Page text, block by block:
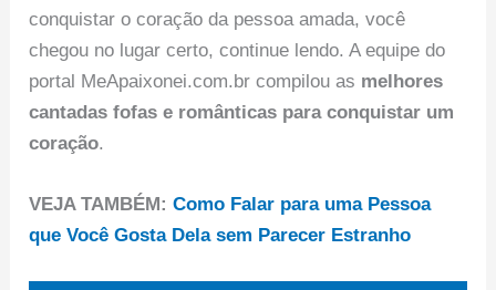
conquistar o coração da pessoa amada, você
chegou no lugar certo, continue lendo. A equipe do
portal MeApaixonei.com.br compilou as melhores
cantadas fofas e românticas para conquistar um
coração.
VEJA TAMBÉM:Como Falar para uma Pessoa
que Você Gosta Dela sem Parecer Estranho